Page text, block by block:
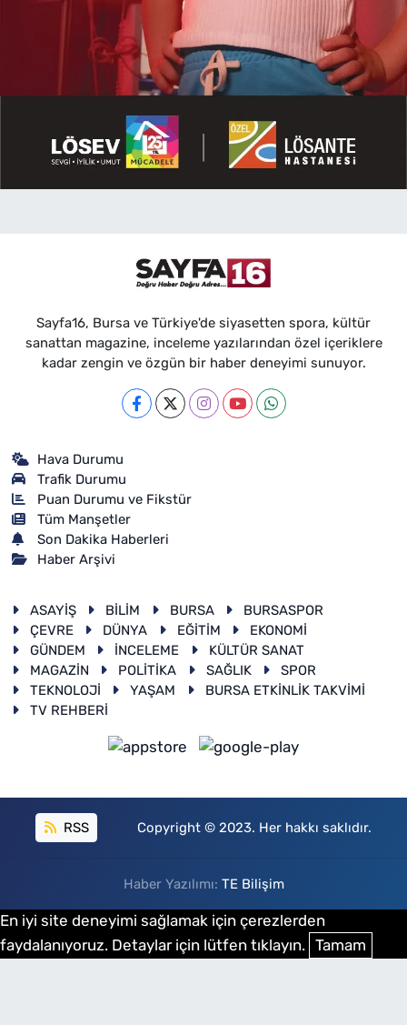
Sayfa16, Bursa ve Türkiye'de siyasetten spora, kültür
sanattan magazine, inceleme yazılarından özel içeriklere
kadar zengin ve özgün bir haber deneyimi sunuyor.
Hava Durumu
Trafik Durumu
Puan Durumu ve Fikstür
Tüm Manşetler
Son Dakika Haberleri
Haber Arşivi
ASAYİŞ BİLİM BURSA
BURSASPOR
ÇEVRE
DÜNYA EĞİTİM
EKONOMİ
GÜNDEM
İNCELEME
KÜLTÜR SANAT
MAGAZİN
POLİTİKA SAĞLIK
SPOR
TEKNOLOJİ
YAŞAM
BURSA ETKİNLİK TAKVİMİ
TV REHBERİ
RSS Copyright © 2023. Her hakkı saklıdır.
Haber Yazılımı: TE Bilişim
En iyi site deneyimi sağlamak için çerezlerden
faydalanıyoruz. Detaylar için lütfen tıklayın. Tamam